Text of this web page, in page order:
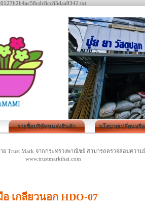
รายชื่อบริษัทขนส่งสินค้า นโยบายเปลี่ยนหรื
ย Trust Mark จากกระทรวงพาณิชย์ สามารถตรวจสอบควา
www.trustmarkthai.com
เกลียวนอก HDO-07